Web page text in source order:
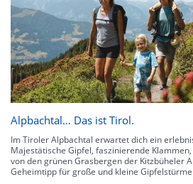
Alpbachtal… Das ist Tirol.
Im Tiroler Alpbachtal erwartet dich ein
Majestätische Gipfel, faszinierende
von den grünen Grasbergen der Kitzbüheler
Geheimtipp für große und kleine